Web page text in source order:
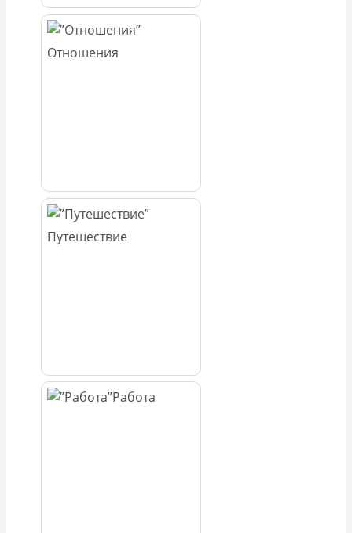
Отношения
Путешествие
Работа